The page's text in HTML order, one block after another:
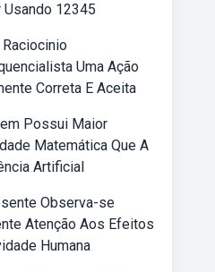
Usando 12345
Raciocinio
Uma Ação
Correta E Aceita
Possui Maior
Matemática Que A
Artificial
Observa-se
Atenção Aos Efeitos
Humana